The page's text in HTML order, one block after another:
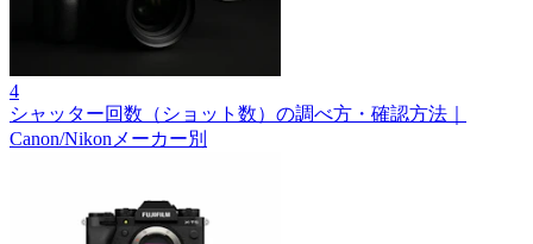
4
シャッター回数（ショット数）の調べ方・確認方法｜
Canon/Nikonメーカー別